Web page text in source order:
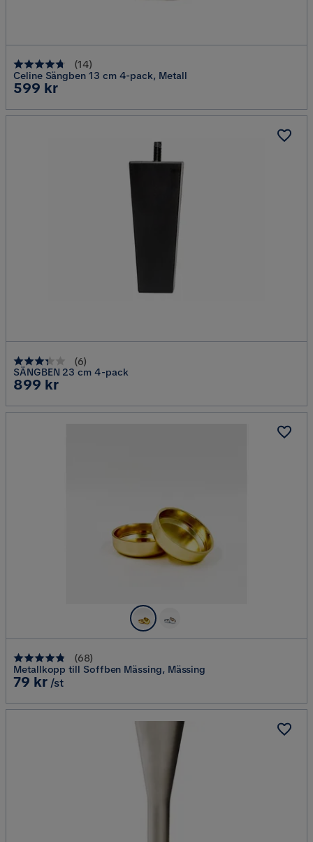
(14)
Celine Sängben 13 cm 4-pack, Metall
Pris
599 kr
(6)
SÄNGBEN 23 cm 4-pack
Pris
899 kr
(68)
Metallkopp till Soffben Mässing, Mässing
Pris
79 kr /st